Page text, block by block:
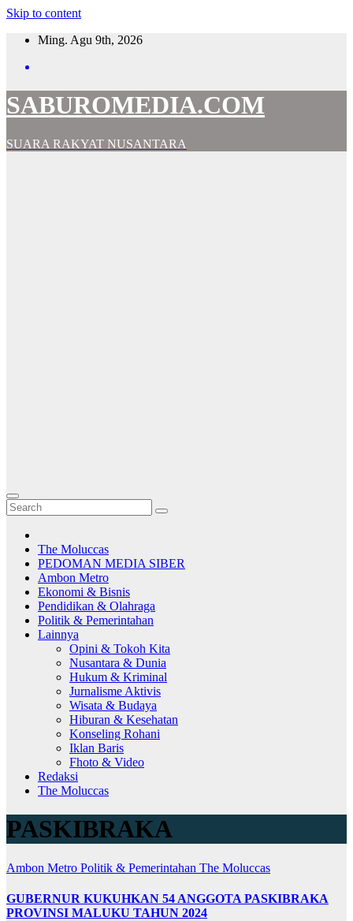
Skip to content
Ming. Agu 9th, 2026
SABUROMEDIA.COM
SUARA RAKYAT NUSANTARA
The Moluccas
PEDOMAN MEDIA SIBER
Ambon Metro
Ekonomi & Bisnis
Pendidikan & Olahraga
Politik & Pemerintahan
Lainnya
Opini & Tokoh Kita
Nusantara & Dunia
Hukum & Kriminal
Jurnalisme Aktivis
Wisata & Budaya
Hiburan & Kesehatan
Konseling Rohani
Iklan Baris
Fhoto & Video
Redaksi
The Moluccas
PASKIBRAKA
Ambon Metro Politik & Pemerintahan The Moluccas
GUBERNUR KUKUHKAN 54 ANGGOTA PASKIBRAKA
PROVINSI MALUKU TAHUN 2024